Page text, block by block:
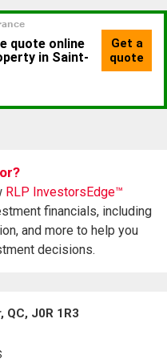
RLP InvestorsEdge™
financials, including
and more to help you
decisions.
QC, J0R 1R3